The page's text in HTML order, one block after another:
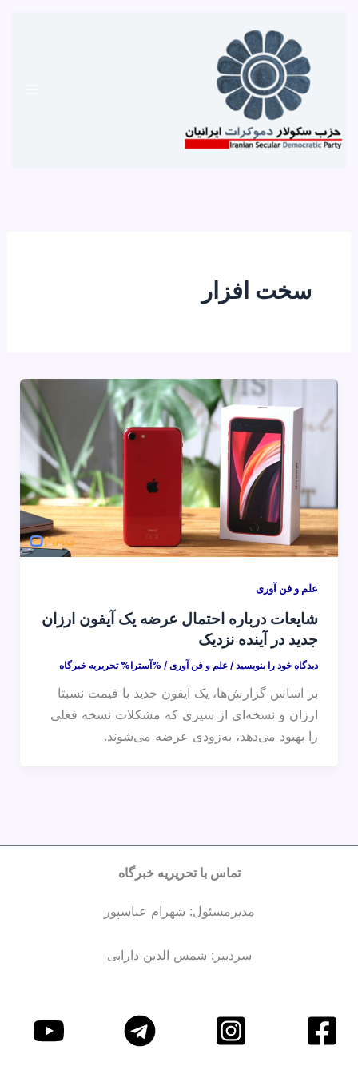
سخت افزار
علم و فن آوری
شایعات درباره احتمال عرضه یک آیفون ارزان
جدید در آینده نزدیک
دیدگاه‌ خود را بنویسید / علم و فن آوری/ %آسترا% تحریریه خبرگاه
بر اساس گزارش‌ها، یک آیفون جدید با قیمت نسبتا
ارزان و نسخه‌ای از سیری که مشکلات نسخه فعلی
را بهبود می‌دهد، به‌زودی عرضه می‌شوند.
تماس با تحریریه خبرگاه
مدیرمسئول: شهرام عباسپور
سردبیر: شمس الدین دارابی